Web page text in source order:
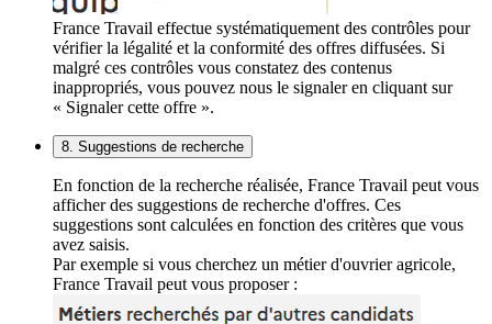
France Travail effectue systématiquement des contrôles pour
vérifier la légalité et la conformité des offres diffusées. Si
malgré ces contrôles vous constatez des contenus
inappropriés, vous pouvez nous le signaler en cliquant sur
« Signaler cette offre ».
8. Suggestions de recherche
En fonction de la recherche réalisée, France Travail peut vous
afficher des suggestions de recherche d'offres. Ces
suggestions sont calculées en fonction des critères que vous
avez saisis.
Par exemple si vous cherchez un métier d'ouvrier agricole,
France Travail peut vous proposer :